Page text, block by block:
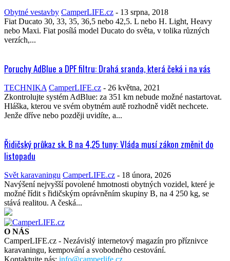
Obytné vestavby CamperLIFE.cz - 13 srpna, 2018
Fiat Ducato 30, 33, 35, 36,5 nebo 42,5. L nebo H. Light, Heavy
nebo Maxi. Fiat posílá model Ducato do světa, v tolika různých
verzích,...
Poruchy AdBlue a DPF filtru: Drahá sranda, která čeká i na vás
TECHNIKA CamperLIFE.cz - 26 května, 2021
Zkontrolujte systém AdBlue: za 351 km nebude možné nastartovat.
Hláška, kterou ve svém obytném autě rozhodně vidět nechcete.
Jenže dříve nebo později uvidíte, a...
Řidičský průkaz sk. B na 4,25 tuny: Vláda musí zákon změnit do
listopadu
Svět karavaningu CamperLIFE.cz - 18 února, 2026
Navýšení nejvyšší povolené hmotnosti obytných vozidel, které je
možné řídit s řidičským oprávněním skupiny B, na 4 250 kg, se
stává realitou. A česká...
O NÁS
CamperLIFE.cz - Nezávislý internetový magazín pro příznivce
karavaningu, kempování a svobodného cestování.
Kontaktujte nás: info@camperlife.cz